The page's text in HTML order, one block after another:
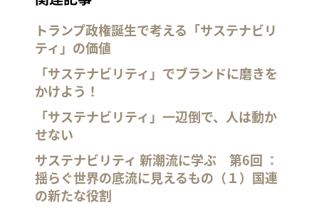
トランプ政権誕生で考える「サステナビリ
ティ」の価値
「サステナビリティ」でブランドに磨きを
かけよう！
「サステナビリティ」一辺倒で、人は動か
せない
サステナビリティ 新潮流に学ぶ 第6回 ：
揺らぐ世界の底流に見えるもの（１）国連
の新たな役割